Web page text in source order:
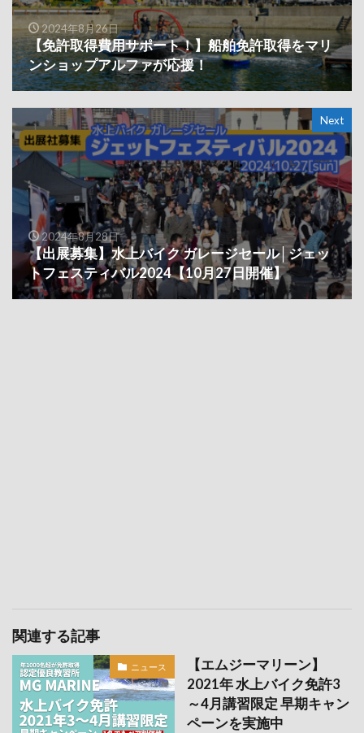
2024年8月26日
【免許取得費用サポート！】船舶免許取得をマリ
ンショップアルファが応援！
Next
2024年8月28日
【出展募集】水上バイク ガレージセール│ジェッ
トフェスティバル2024【10月27日開催】
関連する記事
ニュース
【エムジーマリーン】
2021年 水上バイク免許3
～4月講習限定 早期キャン
ペーンを実施中